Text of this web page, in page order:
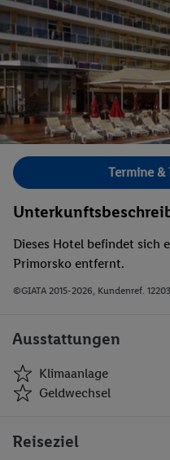
Bild 1 von 55.
Termine &
Dieses Hotel befindet sich
Primorsko entfernt.
©GIATA 2015-2026, Kundenref.
Ausstattungen
Klimaanlage
Geldwechsel
Geldwechsel
Reiseziel